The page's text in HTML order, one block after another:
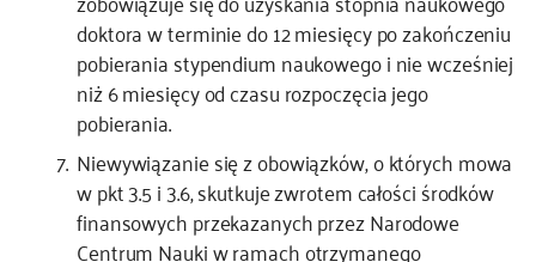
doktora w terminie do 12 miesięcy po zakończeniu
pobierania stypendium naukowego i nie wcześniej
niż 6 miesięcy od czasu rozpoczęcia jego
pobierania.
Niewywiązanie się z obowiązków, o których mowa
w pkt 3.5 i 3.6, skutkuje zwrotem całości środków
finansowych przekazanych przez Narodowe
Centrum Nauki w ramach otrzymanego